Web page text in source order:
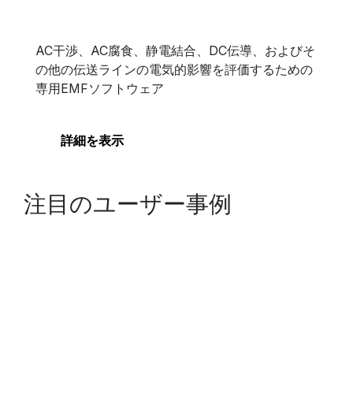
XGSLab EMF
AC干渉、AC腐食、静電結合、DC伝導、およびそ
の他の伝送ラインの電気的影響を評価するための
専用EMFソフトウェア
詳細を表示
注目のユーザー事例